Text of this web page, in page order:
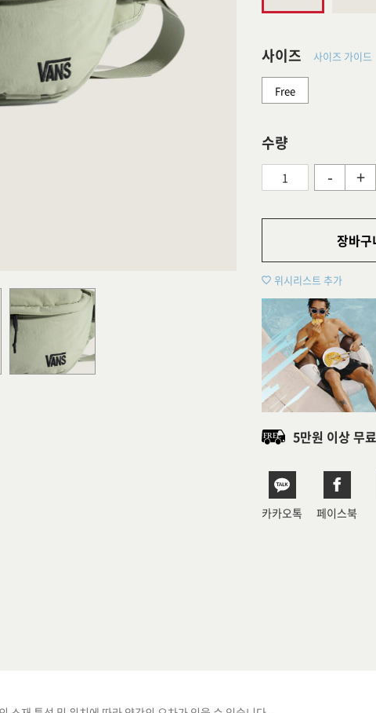
사이즈 사이즈 가이드
Free
수량
- +
장바구
위시리스트 추가
5만원 이상 무
카카오톡 페이스북